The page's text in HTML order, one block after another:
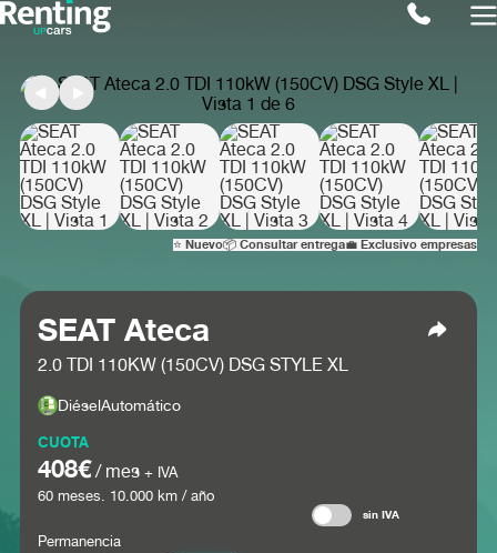
⭐ Nuevo📦 Consultar entrega💼 Exclusivo empresas
SEAT Ateca
2.0 TDI 110KW (150CV) DSG STYLE XL
DiéselAutomático
CUOTA
408€/ mes + IVA
60meses. 10.000km / año
sin IVA
Permanencia